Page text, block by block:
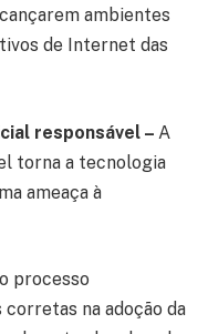
ambientes
de Internet das
responsável – A
torna a tecnologia
ameaça à
processo
na adoção da